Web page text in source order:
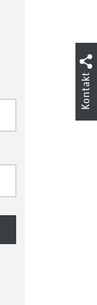
Kontakt